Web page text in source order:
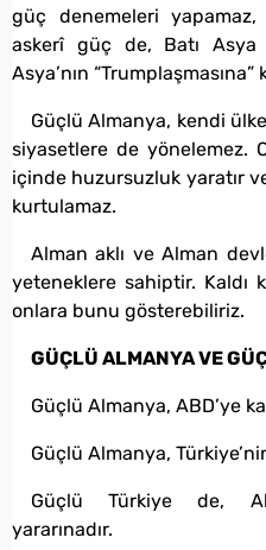
güç denemeleri
askerî güç de, Batı Asya
Asya’nın “Trumplaşmasına”
Güçlü Almanya, kendi
siyasetlere de yönelemez.
içinde huzursuzluk yaratır
kurtulamaz.
Alman aklı ve Alman
yeteneklere sahiptir. Kaldı
onlara bunu gösterebiliriz.
GÜÇLÜ ALMANYA VE
Güçlü Almanya, ABD’ye
Güçlü Almanya,
Güçlü Türkiye de,
yararınadır.